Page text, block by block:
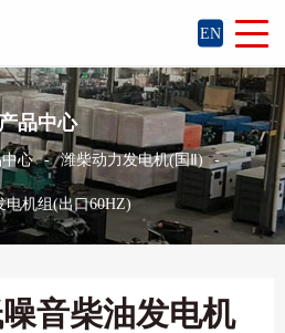
EN
品中心
心 - 潍柴动力发电机(国Ⅱ) -
电机组(出口60HZ)
音柴油发电机